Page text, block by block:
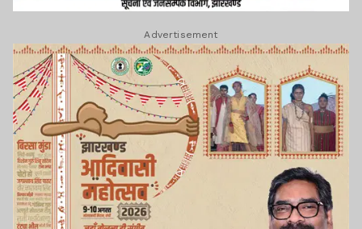
Advertisement